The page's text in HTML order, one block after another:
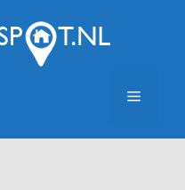
Menu